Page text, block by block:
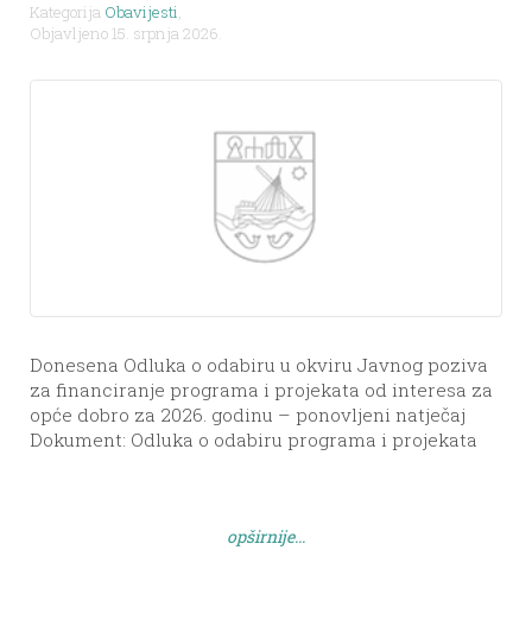
Kategorija Obavijesti,
Objavljeno 15. srpnja 2026.
Donesena Odluka o odabiru u okviru Javnog poziva
za financiranje programa i projekata od interesa za
opće dobro za 2026. godinu – ponovljeni natječaj
Dokument: Odluka o odabiru programa i projekata
opširnije...